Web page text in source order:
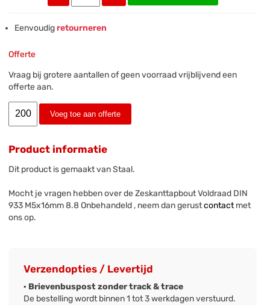
Eenvoudigretourneren
Offerte
Vraag bij grotere aantallen of geen voorraad vrijblijvend een
offerte aan.
Voeg toe aan offerte
Product informatie
Dit product is gemaakt van Staal.
Mocht je vragen hebben over de Zeskanttapbout Voldraad DIN
933 M5x16mm 8.8 Onbehandeld , neem dan gerustcontactmet
ons op.
Verzendopties / Levertijd
· Brievenbuspost zonder track & trace
De bestelling wordt binnen 1 tot 3 werkdagen verstuurd.